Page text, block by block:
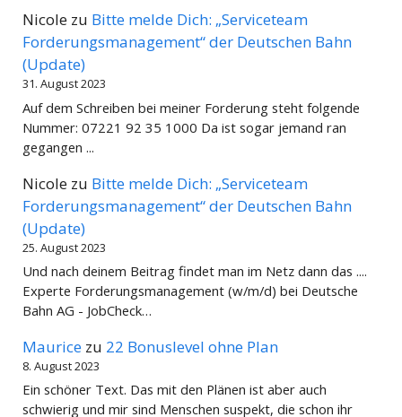
Nicole zu Bitte melde Dich: „Serviceteam
Forderungsmanagement“ der Deutschen Bahn
(Update)
31. August 2023
Auf dem Schreiben bei meiner Forderung steht folgende
Nummer: 07221 92 35 1000 Da ist sogar jemand ran
gegangen ...
Nicole zu Bitte melde Dich: „Serviceteam
Forderungsmanagement“ der Deutschen Bahn
(Update)
25. August 2023
Und nach deinem Beitrag findet man im Netz dann das ....
Experte Forderungsmanagement (w/m/d) bei Deutsche
Bahn AG - JobCheck…
Maurice zu 22 Bonuslevel ohne Plan
8. August 2023
Ein schöner Text. Das mit den Plänen ist aber auch
schwierig und mir sind Menschen suspekt, die schon ihr